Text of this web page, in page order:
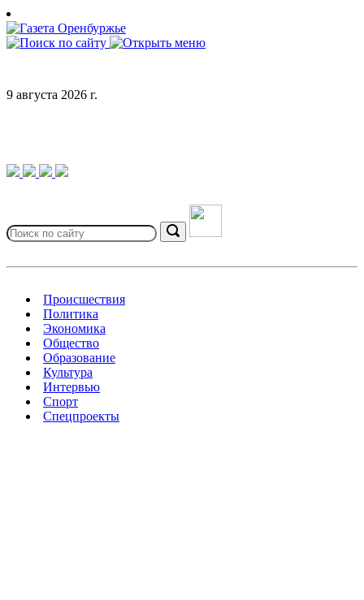
Skip
to
content
9 августа 2026 г.
for:
Search
Происшествия
Политика
Экономика
Общество
Образование
Культура
Интервью
Спорт
Спецпроекты